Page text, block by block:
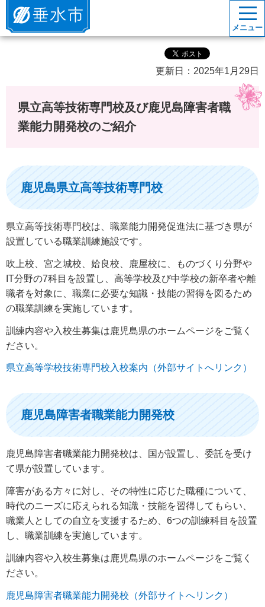
垂水市
メニュー
更新日：2025年1月29日
県立高等技術専門校及び鹿児島障害者職
業能力開発校のご紹介
鹿児島県立高等技術専門校
県立高等技術専門校は、職業能力開発促進法に基づき県が
設置している職業訓練施設です。
吹上校、宮之城校、姶良校、鹿屋校に、ものづくり分野や
IT分野の7科目を設置し、高等学校及び中学校の新卒者や離
職者を対象に、職業に必要な知識・技能の習得を図るため
の職業訓練を実施しています。
訓練内容や入校生募集は鹿児島県のホームページをご覧く
ださい。
県立高等学校技術専門校入校案内（外部サイトへリンク）
鹿児島障害者職業能力開発校
鹿児島障害者職業能力開発校は、国が設置し、委託を受け
て県が設置しています。
障害がある方々に対し、その特性に応じた職種について、
時代のニーズに応えられる知識・技能を習得してもらい、
職業人としての自立を支援するため、6つの訓練科目を設置
し、職業訓練を実施しています。
訓練内容や入校生募集は鹿児島県のホームページをご覧く
ださい。
鹿児島障害者職業能力開発校（外部サイトへリンク）